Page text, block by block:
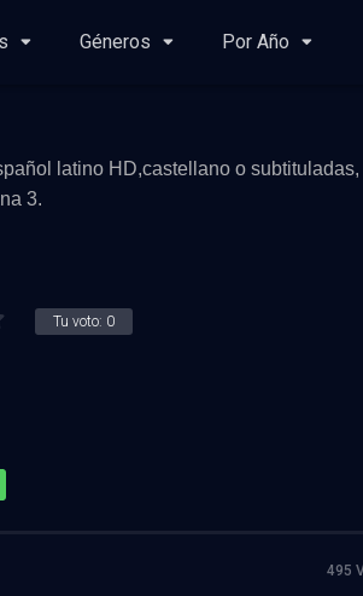
Géneros Por Año
latino HD,castellano o subtituladas,
3.
Tu voto: 0
495